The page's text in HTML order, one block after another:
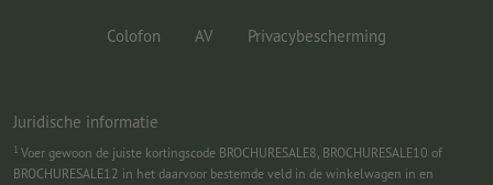
Colofon AV Privacybescherming
Juridische informatie
1 Voer gewoon de juiste kortingscode BROCHURESALE8, BROCHURESALE10 of
BROCHURESALE12 in het daarvoor bestemde veld in de winkelwagen in en